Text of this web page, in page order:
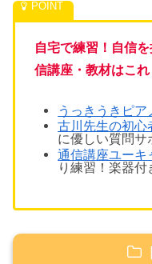
自宅で練習！自信
信講座・教材はこれ
うっきうきピア
古川先生の初心
に優しい質問サ
通信講座ユーキ
り練習！楽器付